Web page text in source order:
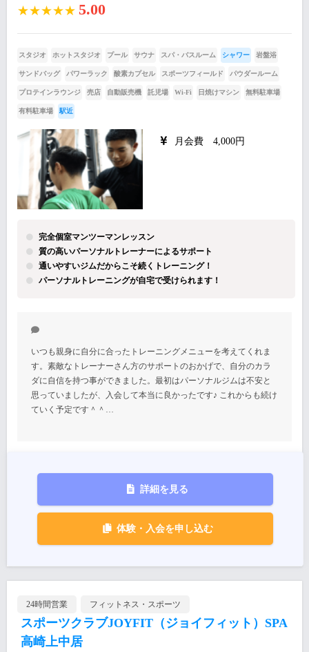
★★★★★ 5.00
スタジオ ホットスタジオ プール サウナ スパ・バスルーム シャワー 岩盤浴
サンドバッグ パワーラック 酸素カプセル スポーツフィールド パウダールーム
プロテインラウンジ 売店 自動販売機 託児場 Wi-Fi 日焼けマシン 無料駐車場
有料駐車場 駅近
月会費 4,000円
完全個室マンツーマンレッスン
質の高いパーソナルトレーナーによるサポート
通いやすいジムだからこそ続くトレーニング！
パーソナルトレーニングが自宅で受けられます！
いつも親身に自分に合ったトレーニングメニューを考えてくれま
す。素敵なトレーナーさん方のサポートのおかげで、自分のカラ
ダに自信を持つ事ができました。最初はパーソナルジムは不安と
思っていましたが、入会して本当に良かったです♪ これからも続け
ていく予定です＾＾…
詳細を見る
体験・入会を申し込む
24時間営業 フィットネス・スポーツ
スポーツクラブJOYFIT（ジョイフィット）SPA
高崎上中居